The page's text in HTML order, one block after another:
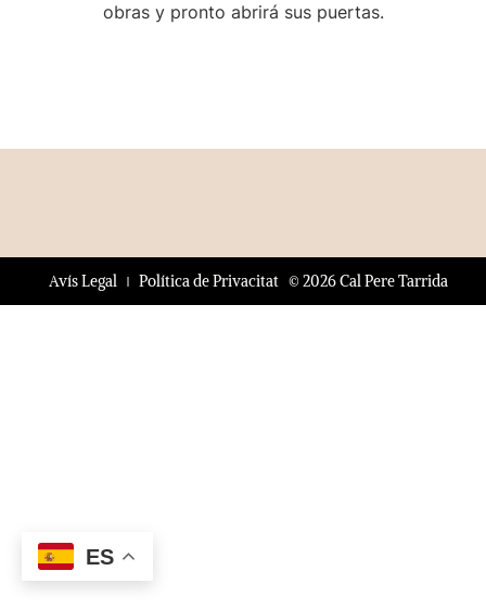
obras y pronto abrirá sus puertas.
© 2026 Cal Pere Tarrida
Avís Legal Política de Privacitat
ES